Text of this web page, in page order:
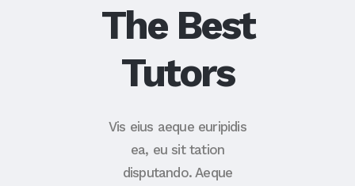
The Best
Tutors
Vis eius aeque euripidis
ea, eu sit tation
disputando. Aeque